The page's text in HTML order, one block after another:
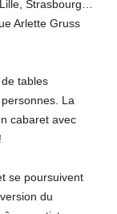
Strasbourg…
Arlette Gruss
tables
La
cabaret avec
!
se poursuivent
du